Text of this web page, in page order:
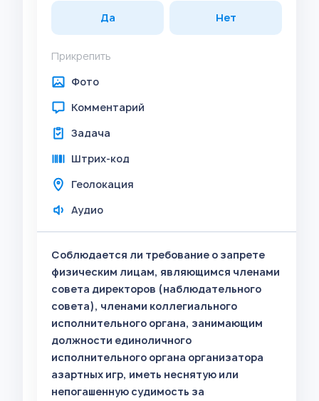
Да Нет
Прикрепить
Фото
Комментарий
Задача
Штрих-код
Геолокация
Аудио
Соблюдается ли требование о запрете
физическим лицам, являющимся членами
совета директоров (наблюдательного
совета), членами коллегиального
исполнительного органа, занимающим
должности единоличного
исполнительного органа организатора
азартных игр, иметь неснятую или
непогашенную судимость за